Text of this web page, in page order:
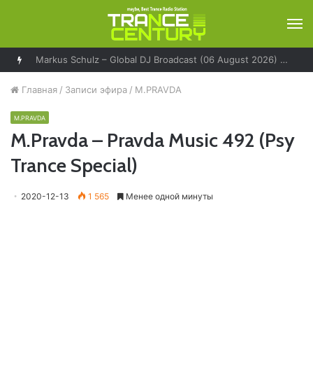
Главная / Записи эфира / M.PRAVDA
M.PRAVDA
M.Pravda – Pravda Music 492 (Psy
Trance Special)
2020-12-13 1 565 Менее одной минуты